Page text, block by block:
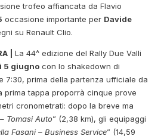
trofeo affiancata da Flavio
occasione importante per Davide
su Renault Clio.
|
La 44^ edizione del Rally Due Valli
5 giugno con lo shakedown di
7:30, prima della partenza ufficiale da
prima tappa proporrà cinque prove
cronometrati: dopo la breve ma
Tomasi Auto” (2,38 km), gli equipaggi
Fasani – Business Service” (14,59